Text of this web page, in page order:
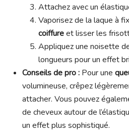
Attachez avec un
Vaporisez de la laque à
coiffureet lisser les
Appliquez une noisette
longueurs pour un effet
Conseils de pro : Pour une
volumineuse, crêpez
attacher. Vous pouvez
de cheveux autour de
un effet plus sophistiqué.